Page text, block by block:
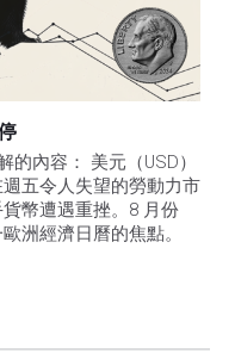
內容： 美元（USD）
五令人失望的勞動力市
幣遭遇重挫。8 月份
洲經濟日曆的焦點。